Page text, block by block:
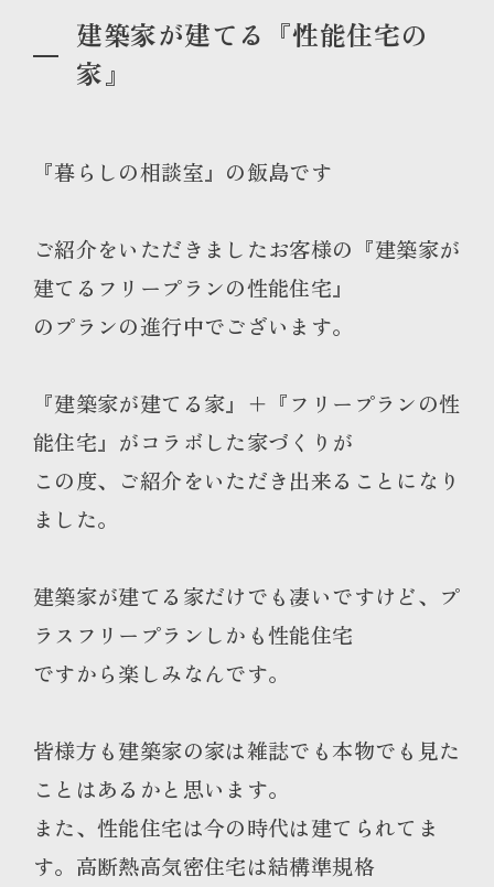
建築家が建てる『性能住宅の
家』
『暮らしの相談室』の飯島です
ご紹介をいただきましたお客様の『建築家が
建てるフリープランの性能住宅』
のプランの進行中でございます。
『建築家が建てる家』＋『フリープランの性
能住宅』がコラボした家づくりが
この度、ご紹介をいただき出来ることになり
ました。
建築家が建てる家だけでも凄いですけど、プ
ラスフリープランしかも性能住宅
ですから楽しみなんです。
皆様方も建築家の家は雑誌でも本物でも見た
ことはあるかと思います。
また、性能住宅は今の時代は建てられてま
す。高断熱高気密住宅は結構準規格